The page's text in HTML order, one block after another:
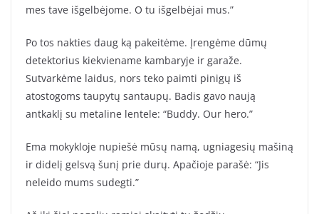
mes tave išgelbėjome. O tu išgelbėjai mus.”
Po tos nakties daug ką pakeitėme. Įrengėme dūmų
detektorius kiekviename kambaryje ir garaže.
Sutvarkėme laidus, nors teko paimti pinigų iš
atostogoms taupytų santaupų. Badis gavo naują
antkaklį su metaline lentele: “Buddy. Our hero.”
Ema mokykloje nupiešė mūsų namą, ugniagesių mašiną
ir didelį gelsvą šunį prie durų. Apačioje parašė: “Jis
neleido mums sudegti.”